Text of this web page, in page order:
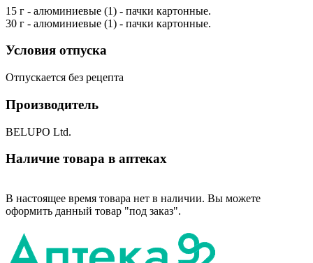
15 г - алюминиевые (1) - пачки картонные.
30 г - алюминиевые (1) - пачки картонные.
Условия отпуска
Отпускается без рецепта
Производитель
BELUPO Ltd.
Наличие товара в аптеках
В настоящее время товара нет в наличии. Вы можете
оформить данный товар "под заказ".